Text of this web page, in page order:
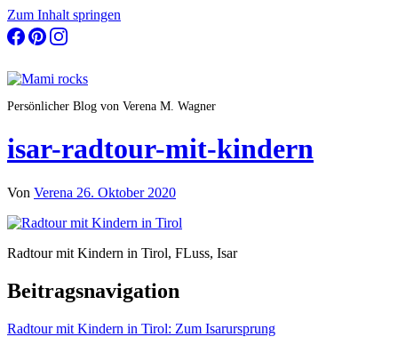
Zum Inhalt springen
Persönlicher Blog von Verena M. Wagner
isar-radtour-mit-kindern
Von Verena 26. Oktober 2020
Radtour mit Kindern in Tirol, FLuss, Isar
Beitragsnavigation
Radtour mit Kindern in Tirol: Zum Isarursprung